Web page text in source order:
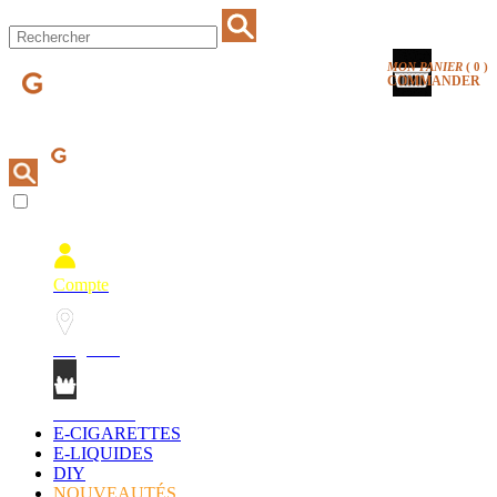
MON PANIER ( 0 )
COMMANDER
Compte
E-CIGARETTES
E-LIQUIDES
DIY
NOUVEAUTÉS